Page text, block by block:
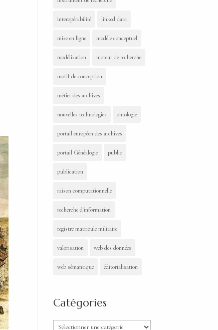
interopérabilité linked data
mise en ligne modèle conceptuel
modélisation moteur de recherche
motif de conception
métier des archives
nouvelles technologies ontologie
portail européen des archives
portail Généalogie public
publication
raison computationnelle
recherche d'information
registre matricule militaire
valorisation web des données
web sémantique éditorialisation
Catégories
Catégories